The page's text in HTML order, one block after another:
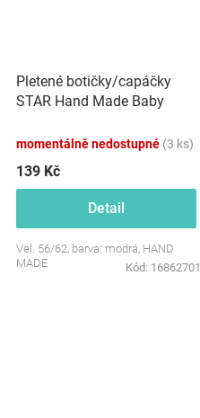
Pletené botičky/capáčky
STAR Hand Made Baby
momentálně nedostupné (3 ks)
139 Kč
Detail
Vel. 56/62, barva: modrá, HAND
MADE
Kód: 16862701